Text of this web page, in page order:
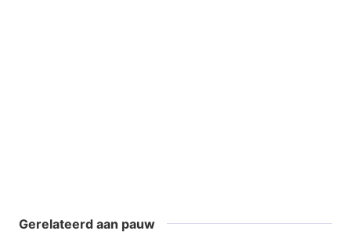
Gerelateerd aan pauw